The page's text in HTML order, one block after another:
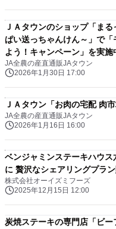
ＪＡタウンのショップ「ま
ぱい送っちゃんけん～」で
よう！キャンペーン」を実施
JA全農の産直通販JAタウン
2026年1月30日 17:00
ＪＡタウン「お肉の宅配 肉
JA全農の産直通販JAタウン
2026年1月16日 16:00
ベンジャミンステーキハウ
に 贅沢なシェアリングプラ
株式会社オーイズミフーズ
2025年12月15日 12:00
炭焼ステーキの専門店「ビ